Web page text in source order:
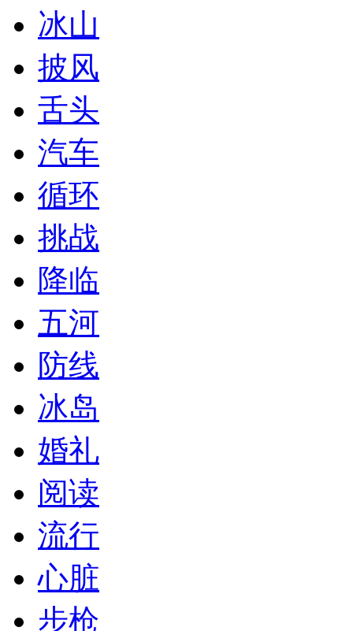
冰山
披风
舌头
汽车
循环
挑战
降临
五河
防线
冰岛
婚礼
阅读
流行
心脏
步枪